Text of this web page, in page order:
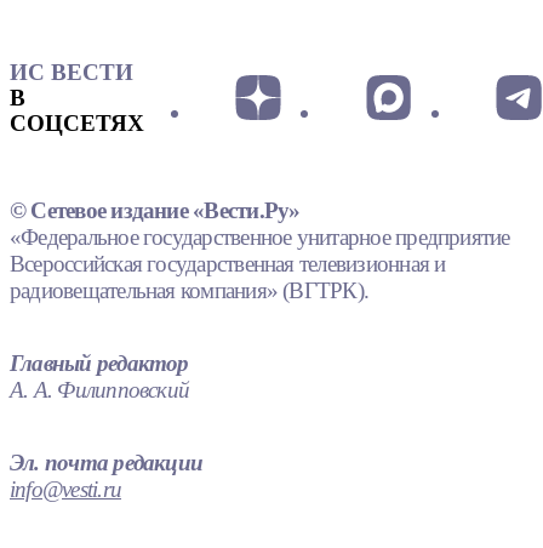
ИС ВЕСТИ
В
СОЦСЕТЯХ
© Сетевое издание «Вести.Ру»
«Федеральное государственное унитарное предприятие
Всероссийская государственная телевизионная и
радиовещательная компания» (ВГТРК).
Главный редактор
А. А. Филипповский
Эл. почта редакции
info@vesti.ru